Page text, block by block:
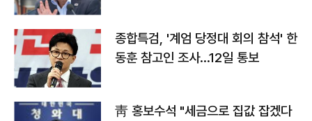
종합특검, '계엄 당정대 회의 참석' 한
동훈 참고인 조사...12일 통보
靑 홍보수석 "세금으로 집값 잡겠다